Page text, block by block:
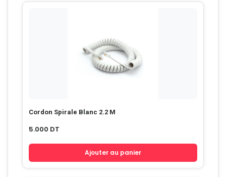
Cordon Spirale Blanc 2.2 M
5.000 DT
Ajouter au panier